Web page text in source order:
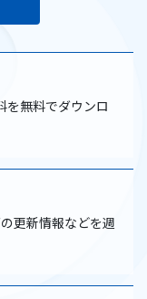
を無料でダウンロ
更新情報などを週